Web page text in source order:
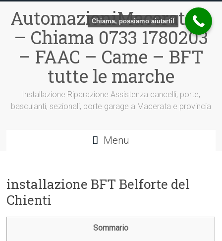
contenuto
AutomazioniMacerata.it
– Chiama 0733 1780203
– FAAC – Came – BFT
tutte le marche
Installazione Riparazione Assistenza cancelli, porte,
basculanti, sezionali, porte garage a Macerata e provincia
Menu
installazione BFT Belforte del
Chienti
Sommario
Chiama, possiamo aiutarti!